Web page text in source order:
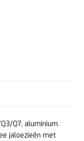
Q7, aluminium
jaloezieën met